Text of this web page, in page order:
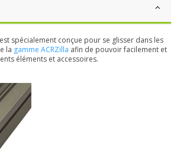
spécialement conçue pour se glisser dans les
la gamme ACRZilla afin de pouvoir facilement et
éléments et accessoires.